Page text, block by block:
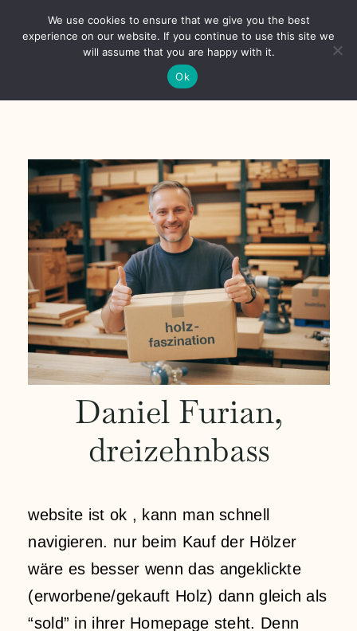
Über
Shop
Aktuelles
Unsere Kunden
Kontakt
Einkaufswagen
Daniel Furian,
dreizehnbass
website ist ok , kann man schnell
navigieren. nur beim Kauf der Hölzer
wäre es besser wenn das angeklickte
(erworbene/gekauft Holz) dann gleich als
“sold” in ihrer Homepage steht. Denn
We use cookies to ensure that we give you the best
experience on our website. If you continue to use this site we
will assume that you are happy with it.
Ok